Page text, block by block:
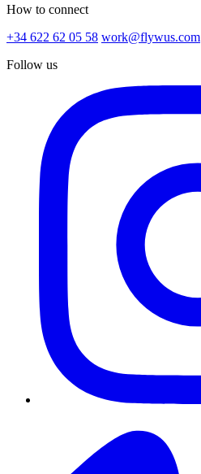
How to connect
+34 622 62 05 58 work@flywus.com
Follow us